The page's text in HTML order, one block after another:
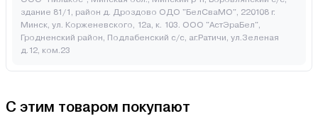
здание 81/1, район д. Дроздово ОДО "БелСваМО", 220108 г.
Минск, ул. Корженевского, 12а, к. 103. ООО "АстЭраБел",
Гродненский район, Подлабенский с/с, аг.Ратичи, ул.Зеленая
д.12, ком.23
С этим товаром покупают